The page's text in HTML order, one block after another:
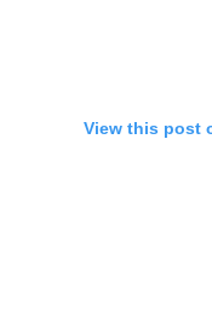
View this post